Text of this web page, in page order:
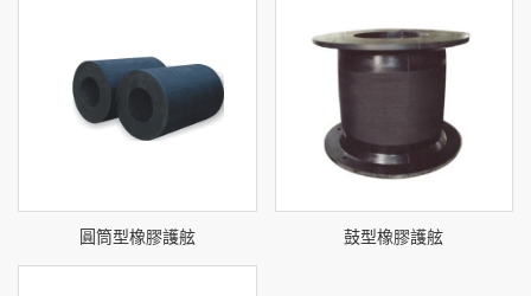
圓筒型橡膠護舷 鼓型橡膠護舷